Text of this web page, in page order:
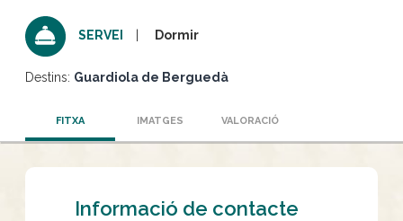
SERVEI Dormir
Destins: Guardiola de Berguedà
FITXA IMATGES VALORACIÓ
Informació de contacte